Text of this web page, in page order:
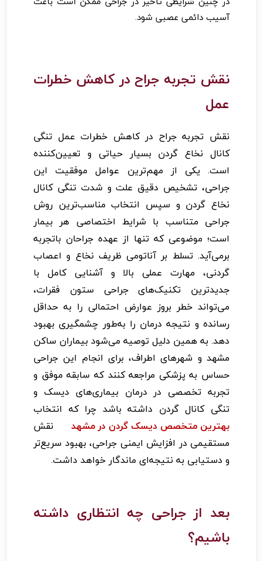
آسیب دائمی عصبی شود.
نقش تجربه جراح در کاهش خطرات
عمل
نقش تجربه جراح در کاهش خطرات عمل تنگی
کانال نخاع گردن بسیار حیاتی و تعیین‌کننده
است. یکی از مهم‌ترین عوامل موفقیت این
جراحی، تشخیص دقیق علت و شدت تنگی کانال
نخاع گردن و سپس انتخاب مناسب‌ترین روش
جراحی متناسب با شرایط اختصاصی هر بیمار
است؛ موضوعی که تنها از عهده جراحان باتجربه
برمی‌آید. تسلط بر آناتومی ظریف نخاع و اعصاب
گردنی، مهارت عملی بالا و آشنایی کامل با
جدیدترین تکنیک‌های جراحی ستون فقرات،
می‌تواند خطر بروز عوارض احتمالی را به حداقل
رسانده و نتیجه درمان را به‌طور چشمگیری بهبود
دهد. به همین دلیل توصیه می‌شود بیماران ساکن
مشهد و شهرهای اطراف، برای انجام این جراحی
حساس به پزشکی مراجعه کنند که سابقه موفق و
تجربه تخصصی در درمان بیماری‌های دیسک و
تنگی کانال گردن داشته باشد چرا که انتخاب
بهترین متخصص دیسک گردن در مشهد نقش
مستقیمی در افزایش ایمنی جراحی، بهبود سریع‌تر
و دستیابی به نتیجه‌ای ماندگار خواهد داشت.
بعد از جراحی چه انتظاری داشته
باشیم؟